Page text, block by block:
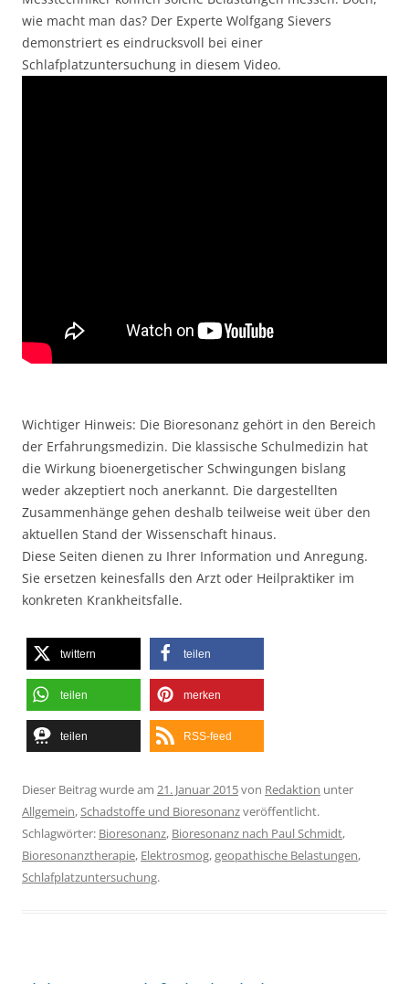
wie macht man das? Der Experte Wolfgang Sievers
demonstriert es eindrucksvoll bei einer
Schlafplatzuntersuchung in diesem Video.
Wichtiger Hinweis: Die Bioresonanz gehört in den Bereich
der Erfahrungsmedizin. Die klassische Schulmedizin hat
die Wirkung bioenergetischer Schwingungen bislang
weder akzeptiert noch anerkannt. Die dargestellten
Zusammenhänge gehen deshalb teilweise weit über den
aktuellen Stand der Wissenschaft hinaus.
Diese Seiten dienen zu Ihrer Information und Anregung.
Sie ersetzen keinesfalls den Arzt oder Heilpraktiker im
konkreten Krankheitsfalle.
twittern teilen
teilen merken
teilen RSS-feed
Dieser Beitrag wurde am 21. Januar 2015von Redaktion unter
Allgemein,Schadstoffe und Bioresonanzveröffentlicht.
Schlagwörter: Bioresonanz, Bioresonanz nach Paul Schmidt,
Bioresonanztherapie, Elektrosmog,geopathische Belastungen,
Schlafplatzuntersuchung.